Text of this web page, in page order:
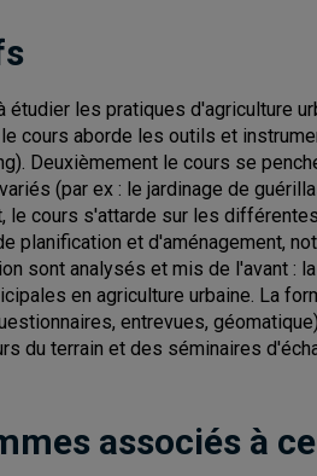
étudier les pratiques d'agriculture
cours aborde les outils et
Deuxièmement le cours se
(par ex : le jardinage de
le cours s'attarde sur les
planification et d'aménagement,
sont analysés et mis de l'avant :
en agriculture urbaine. La
entrevues,
du terrain et des séminaires
associés à